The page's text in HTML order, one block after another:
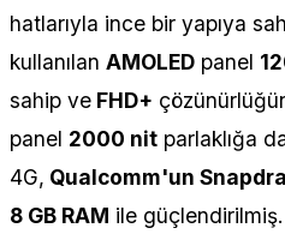
hatlarıyla ince bir yapıya
kullanılan AMOLED panel
sahip ve FHD+
panel 2000 nit parlaklığa
4G, Qualcomm'un
8 GB RAM ile